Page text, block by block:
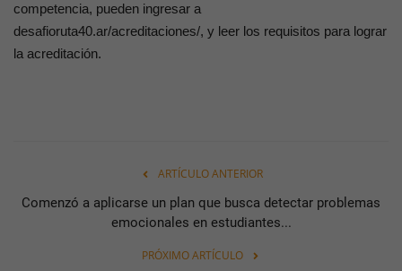
competencia, pueden ingresar a
desafioruta40.ar/acreditaciones/, y leer los requisitos para lograr
la acreditación.
ARTÍCULO ANTERIOR
Comenzó a aplicarse un plan que busca detectar problemas
emocionales en estudiantes...
PRÓXIMO ARTÍCULO